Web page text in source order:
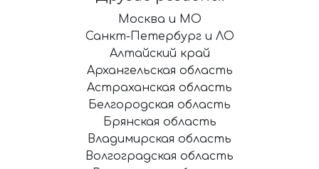
Москва и МО
Санкт-Петербург и ЛО
Алтайский край
Архангельская область
Астраханская область
Белгородская область
Брянская область
Владимирская область
Волгоградская область